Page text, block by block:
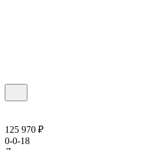
125 970 ₽
0-0-18